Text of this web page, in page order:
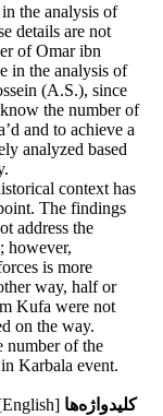
the analysis of
details are not
of Omar ibn
in the analysis of
(A.S.), since
the number of
and to achieve a
analyzed based
context has
The findings
address the
however,
is more
way, half or
Kufa were not
on the way.
number of the
Karbala event.
کلیدواژه‌ها [English]